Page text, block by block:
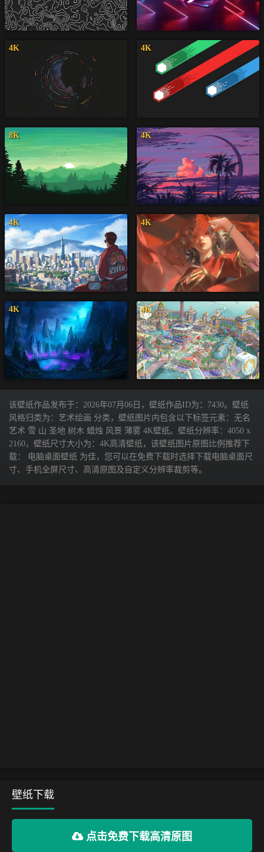
4K 4K
8K 4K
4K 4K
4K 4K
该壁纸作品发布于：2026年07月06日，壁纸作品ID为：7430。壁纸
风格归类为：艺术绘画 分类，壁纸图片内包含以下标签元素：无名
艺术 雪 山 圣地 树木 蜡烛 风景 薄雾 4K壁纸。壁纸分辨率：4050 x
2160，壁纸尺寸大小为：4K高清壁纸，该壁纸图片原图比例推荐下
载： 电脑桌面壁纸 为佳，您可以在免费下载时选择下载电脑桌面尺
寸、手机全屏尺寸、高清原图及自定义分辨率裁剪等。
壁纸下载
点击免费下载高清原图